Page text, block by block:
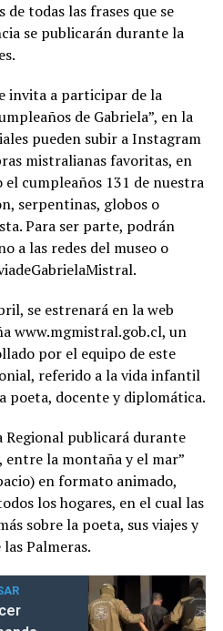
de todas las frases que se
se publicarán durante la
invita a participar de la
de Gabriela”, en la
pueden subir a Instagram
mistralianas favoritas, en
cumpleaños 131 de nuestra
serpentinas, globos o
Para ser parte, podrán
a las redes del museo o
se estrenará en la web
www.mgmistral.gob.cl, un
por el equipo de este
referido a la vida infantil
poeta, docente y diplomática.
publicará durante
entre la montaña y el mar”
en formato animado,
los hogares, en el cual las
sobre la poeta, sus viajes y
Palmeras.